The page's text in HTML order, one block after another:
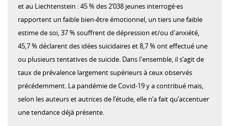
et au Liechtenstein : 45 % des 2’038 jeunes interrogé⸱es
rapportent un faible bien-être émotionnel, un tiers une faible
estime de soi, 37 % souffrent de dépression et/ou d'anxiété,
45,7 % déclarent des idées suicidaires et 8,7 % ont effectué une
ou plusieurs tentatives de suicide. Dans l'ensemble, il s’agit de
taux de prévalence largement supérieurs à ceux observés
précédemment. La pandémie de Covid-19 y a contribué mais,
selon les auteurs et autrices de l’étude, elle n’a fait qu’accentuer
une tendance déjà présente.